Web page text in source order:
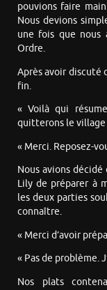
pouvions faire
Nous devions
une fois que nous
Ordre.
Après avoir
fin.
« Voilà qui
quitterons le village
« Merci. Reposez-
Nous avions décidé
Lily de préparer à
les deux parties
connaître.
« Merci d’avoir
« Pas de problème.
Nos plats